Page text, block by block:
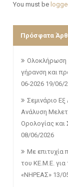
You must be
Πρόσφατα
Ολοκλήρωση
γήρανση και
06-2026 19/06/
Σεμινάριο
Ανάλυση
Ορολογίας και
08/06/2026
Με επιτυχία
του ΚΕ.Μ.Ε.
«ΝΗΡΕΑΣ» 13/